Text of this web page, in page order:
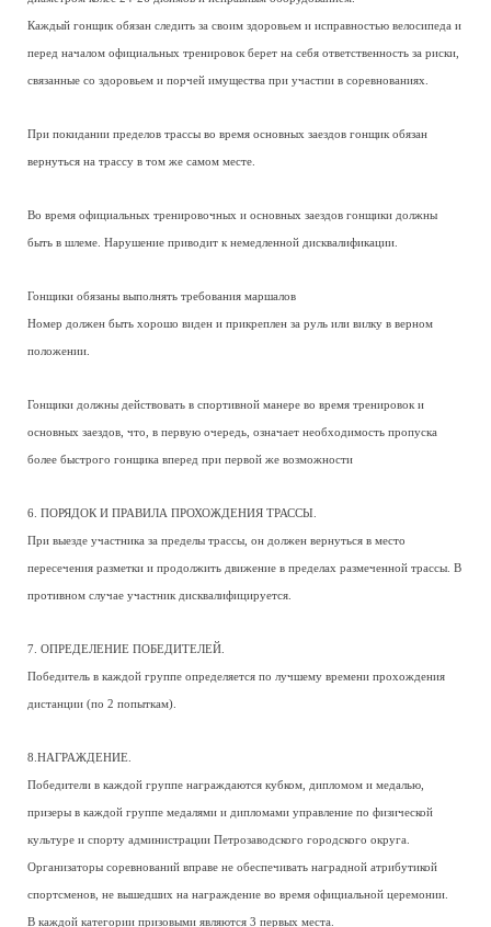
Каждый гонщик обязан следить за своим здоровьем и исправностью велосипеда и
перед началом официальных тренировок берет на себя ответственность за риски,
связанные со здоровьем и порчей имущества при участии в соревнованиях.
При покидании пределов трассы во время основных заездов гонщик обязан
вернуться на трассу в том же самом месте.
Во время официальных тренировочных и основных заездов гонщики должны
быть в шлеме. Нарушение приводит к немедленной дисквалификации.
Гонщики обязаны выполнять требования маршалов
Номер должен быть хорошо виден и прикреплен за руль или вилку в верном
положении.
Гонщики должны действовать в спортивной манере во время тренировок и
основных заездов, что, в первую очередь, означает необходимость пропуска
более быстрого гонщика вперед при первой же возможности
6. ПОРЯДОК И ПРАВИЛА ПРОХОЖДЕНИЯ ТРАССЫ.
При выезде участника за пределы трассы, он должен вернуться в место
пересечения разметки и продолжить движение в пределах размеченной трассы. В
противном случае участник дисквалифицируется.
7. ОПРЕДЕЛЕНИЕ ПОБЕДИТЕЛЕЙ.
Победитель в каждой группе определяется по лучшему времени прохождения
дистанции (по 2 попыткам).
8.НАГРАЖДЕНИЕ.
Победители в каждой группе награждаются кубком, дипломом и медалью,
призеры в каждой группе медалями и дипломами управление по физической
культуре и спорту администрации Петрозаводского городского округа.
Организаторы соревнований вправе не обеспечивать наградной атрибутикой
спортсменов, не вышедших на награждение во время официальной церемонии.
В каждой категории призовыми являются 3 первых места.